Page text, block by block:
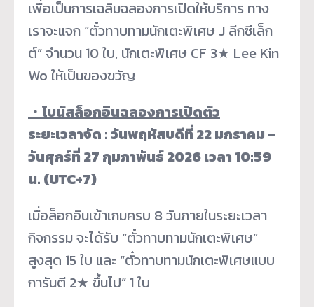
เพื่อเป็นการเฉลิมฉลองการเปิดให้บริการ ทาง
เราจะแจก “ตั๋วทาบทามนักเตะพิเศษ J ลีกซีเล็ก
ต์” จำนวน 10 ใบ, นักเตะพิเศษ CF 3★ Lee Kin
Wo ให้เป็นของขวัญ
・ โบนัสล็อกอินฉลองการเปิดตัว
ระยะเวลาจัด : วันพฤหัสบดีที่ 22 มกราคม –
วันศุกร์ที่ 27 กุมภาพันธ์ 2026 เวลา 10:59
น. (UTC+7)
เมื่อล็อกอินเข้าเกมครบ 8 วันภายในระยะเวลา
กิจกรรม จะได้รับ “ตั๋วทาบทามนักเตะพิเศษ”
สูงสุด 15 ใบ และ “ตั๋วทาบทามนักเตะพิเศษแบบ
การันตี 2★ ขึ้นไป” 1 ใบ